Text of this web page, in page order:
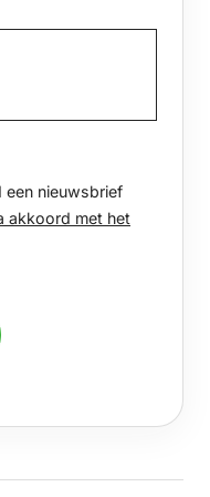
een nieuwsbrief
akkoord met het